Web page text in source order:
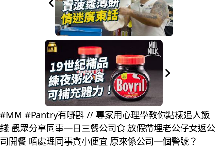
#MM #Pantry有嘢斟 // 專家用心理學教你點樣追人飯
錢 觀眾分享同事一日三餐公司食 放假帶埋老公仔女返公
司開餐 唔處理同事貪小便宜 原來係公司一個警號？